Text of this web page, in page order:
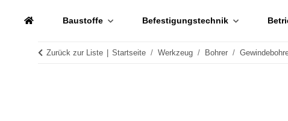
Baustoffe Befestigungstechnik
Zurück zur Liste Startseite Werkzeug Bohrer